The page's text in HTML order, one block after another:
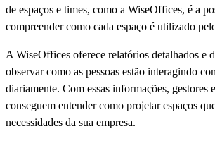
de espaços e times, como a WiseOffices, é a
compreender como cada espaço é utilizado
A WiseOffices oferece relatórios detalhados e
observar como as pessoas estão interagindo
diariamente. Com essas informações, gestores
conseguem entender como projetar espaços
necessidades da sua empresa.